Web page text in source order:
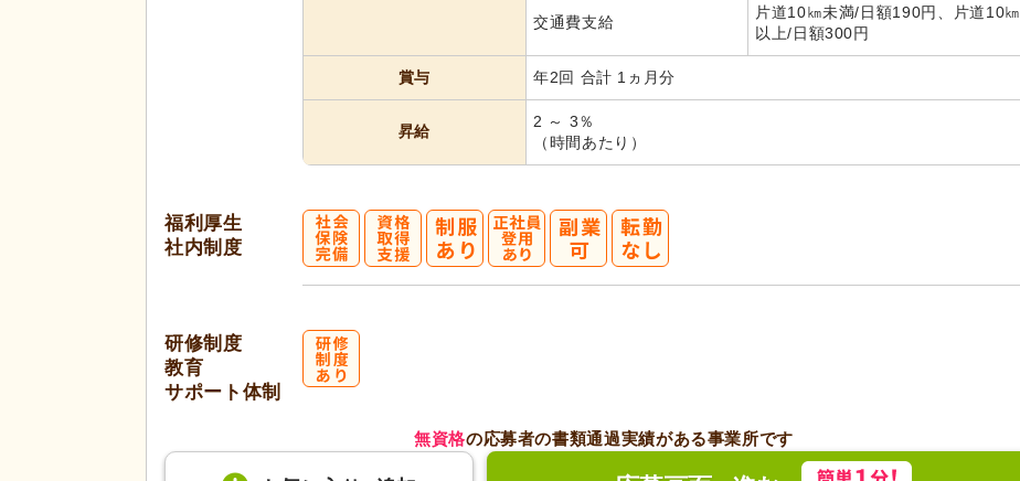
交通費支給
片道10㎞未満/日額190円、片道10㎞
以上/日額300円
賞与 年2回 合計 1ヵ月分
昇給
2 ～ 3％
（時間あたり）
福利厚生
社内制度
研修制度
教育
サポート体制
無資格の応募者の書類通過実績がある事業所です